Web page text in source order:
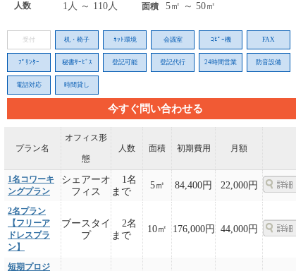
人数 1人 ～ 110人 面積 5㎡ ～ 50㎡
受付 机・椅子 ﾈｯﾄ環境 会議室 ｺﾋﾟｰ機 FAX
ﾌﾟﾘﾝﾀｰ 秘書ｻｰﾋﾞｽ 登記可能 登記代行 24時間営業 防音設備
電話対応 時間貸し
今すぐ問い合わせる
プラン名
オフィス形
態
人数 面積 初期費用 月額
1名コワーキ
ングプラン
シェアーオ
フィス
1名
まで
5㎡ 84,400円 22,000円
2名プラン
【フリーア
ドレスプラ
ン】
ブースタイ
プ
2名
まで
10㎡ 176,000円 44,000円
短期プロジ